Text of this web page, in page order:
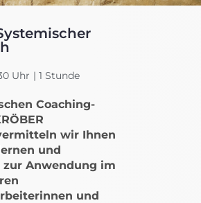
Uhr | 1 Stunde
Coaching-
wir Ihnen
und
zur Anwendung im
und